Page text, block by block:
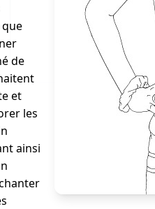
de
et
les
ainsi